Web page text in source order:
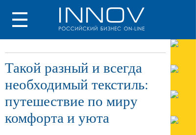
Такой разный и всегда
необходимый текстиль:
путешествие по миру
комфорта и уюта